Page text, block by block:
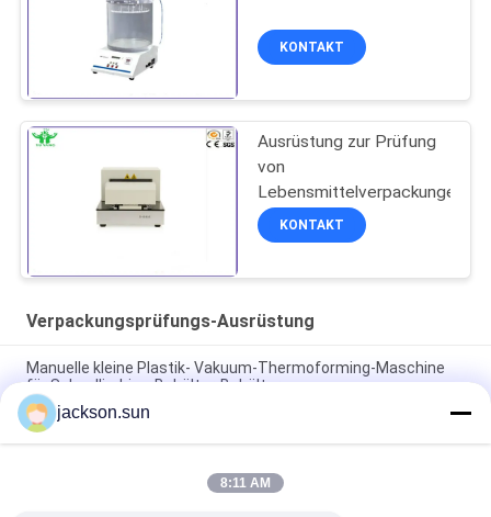
KONTAKT
Ausrüstung zur Prüfung
von
Lebensmittelverpackungen
KONTAKT
Verpackungsprüfungs-Ausrüstung
Manuelle kleine Plastik- Vakuum-Thermoforming-Maschine
für Schnellimbiss-Behälter-Behälter
Dünne Wand-automatisches Einspritzungs-Maschinen-
schnelle Geschwindigkeits-Plastikbehälter-Formteil
Erschütterungs-Prüfmaschine großen Umfangs ASTM D999
jackson.sun
8:11 AM